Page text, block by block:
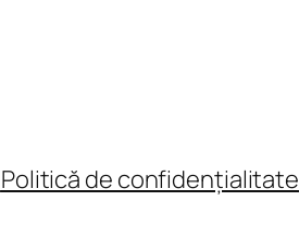
Politică de confidențialitate